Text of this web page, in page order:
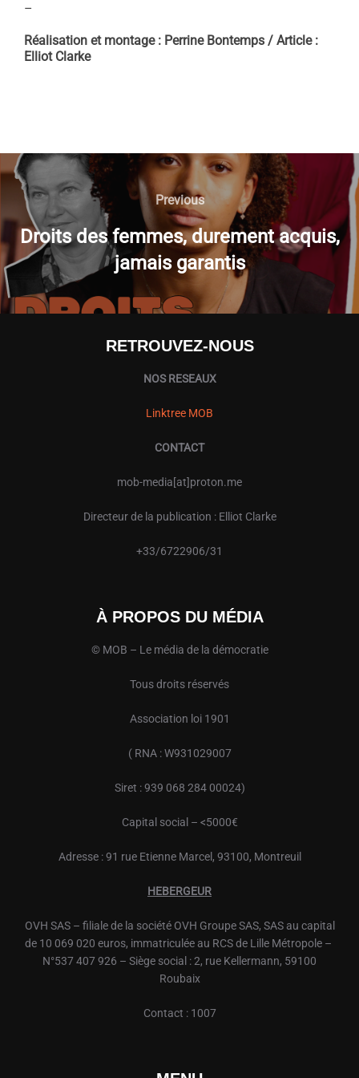
–
Réalisation et montage : Perrine Bontemps / Article :
Elliot Clarke
NAVIGATION
DE
L’ARTICLE
Previous
Previous
Droits des femmes, durement acquis,
jamais garantis
RETROUVEZ-NOUS
NOS RESEAUX
Linktree MOB
CONTACT
mob-media[at]proton.me
Directeur de la publication : Elliot Clarke
+33/6722906/31
À PROPOS DU MÉDIA
© MOB – Le média de la démocratie
Tous droits réservés
Association loi 1901
( RNA : W931029007
Siret : 939 068 284 00024)
Capital social – <5000€
Adresse : 91 rue Etienne Marcel, 93100, Montreuil
HEBERGEUR
OVH SAS – filiale de la société OVH Groupe SAS, SAS au capital
de 10 069 020 euros, immatriculée au RCS de Lille Métropole –
N°537 407 926 – Siège social : 2, rue Kellermann, 59100
Roubaix
Contact : 1007